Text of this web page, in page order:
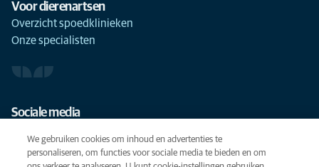
Voor dierenartsen
Overzicht spoedklinieken
Onze specialisten
Sociale media
We gebruiken cookies om inhoud en advertenties te
personaliseren, om functies voor sociale media te bieden en om